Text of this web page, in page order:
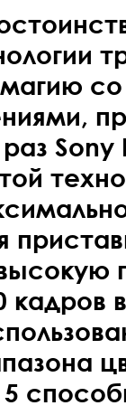
кадров